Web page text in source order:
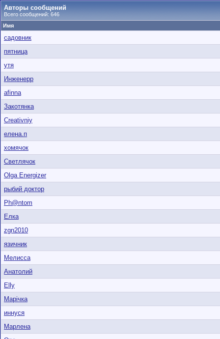
Авторы сообщений
Всего сообщений: 646
Имя
садовник
пятница
утя
Инженерр
afinna
Закотянка
Creativniy
елена.п
хомячок
Светлячок
Olga Energizer
рыбий доктор
Ph@ntom
Елка
zgn2010
язичник
Мелисса
Анатолий
Elly
Марічка
иннуся
Марлена